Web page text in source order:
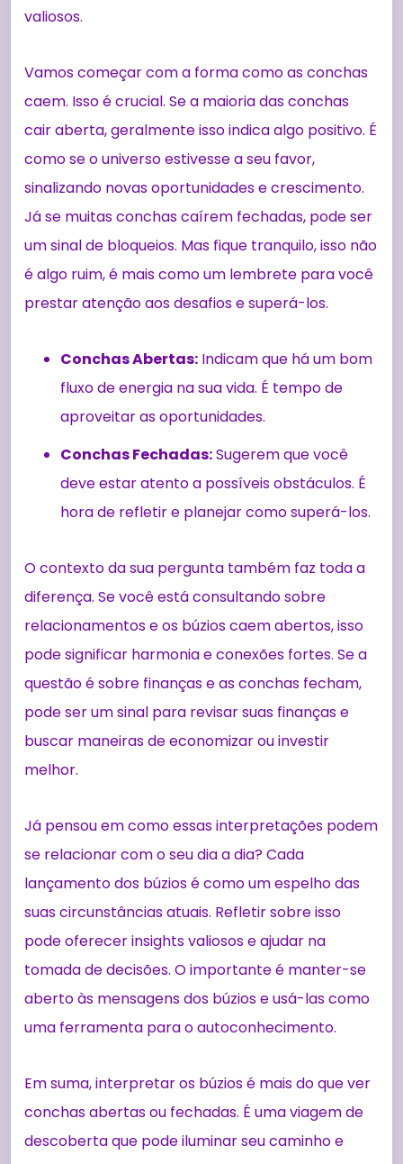
valiosos.
Vamos começar com a forma como as conchas
caem. Isso é crucial. Se a maioria das conchas
cair aberta, geralmente isso indica algo positivo. É
como se o universo estivesse a seu favor,
sinalizando novas oportunidades e crescimento.
Já se muitas conchas caírem fechadas, pode ser
um sinal de bloqueios. Mas fique tranquilo, isso não
é algo ruim, é mais como um lembrete para você
prestar atenção aos desafios e superá-los.
Conchas Abertas: Indicam que há um bom
fluxo de energia na sua vida. É tempo de
aproveitar as oportunidades.
Conchas Fechadas:Sugerem que você
deve estar atento a possíveis obstáculos. É
hora de refletir e planejar como superá-los.
O contexto da sua pergunta também faz toda a
diferença. Se você está consultando sobre
relacionamentos e os búzios caem abertos, isso
pode significar harmonia e conexões fortes. Se a
questão é sobre finanças e as conchas fecham,
pode ser um sinal para revisar suas finanças e
buscar maneiras de economizar ou investir
melhor.
Já pensou em como essas interpretações podem
se relacionar com o seu dia a dia? Cada
lançamento dos búzios é como um espelho das
suas circunstâncias atuais. Refletir sobre isso
pode oferecer insights valiosos e ajudar na
tomada de decisões. O importante é manter-se
aberto às mensagens dos búzios e usá-las como
uma ferramenta para o autoconhecimento.
Em suma, interpretar os búzios é mais do que ver
conchas abertas ou fechadas. É uma viagem de
descoberta que pode iluminar seu caminho e